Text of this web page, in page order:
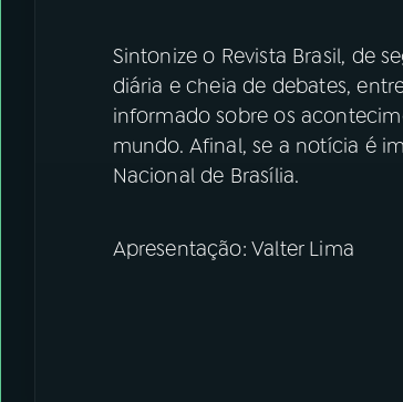
Sintonize o Revista Brasil, de
diária e cheia de debates,
informado sobre os
mundo. Afinal, se a notícia é
Nacional de Brasília.
Apresentação: Valter Lima